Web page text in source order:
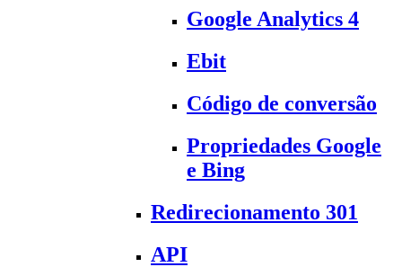
Google Analytics 4
Ebit
Código de conversão
Propriedades Google
e Bing
Redirecionamento 301
API